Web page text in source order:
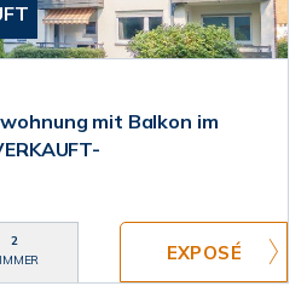
mit Balkon im
2